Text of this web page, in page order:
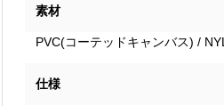
素材
PVC(コーテッドキャンバス) /
仕様